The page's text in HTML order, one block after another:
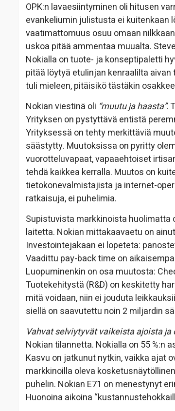
OPK:n lavaesiintyminen oli hitusen
evankeliumin julistusta ei kuitenkaan
vaatimattomuus osuu omaan
uskoa pitää ammentaa muualta.
Nokialla on tuote- ja konseptipaletti
pitää löytyä etulinjan kenraalilta
tuli mieleen, pitäisikö tästäkin
Nokian viestinä oli “muutu ja haasta”.
Yrityksen on pystyttävä entistä
Yrityksessä on tehty merkittäviä
säästytty. Muutoksissa on pyritty
vuorotteluvapaat, vapaaehtoiset
tehdä kaikkea kerralla. Muutos on
tietokonevalmistajista ja internet-
ratkaisuja, ei puhelimia.
Supistuvista markkinoista huolimatta
laitetta. Nokian mittakaavaetu on
Investointejakaan ei lopeteta:
Vaadittu pay-back time on
Luopuminenkin on osa muutosta:
Tuotekehitystä (R&D) on keskitetty
mitä voidaan, niin ei jouduta
siellä on saavutettu noin 2 miljardin
Vahvat selviytyvät vaikeista ajoista
Nokian tilannetta. Nokialla on 55 %:n
Kasvu on jatkunut nytkin, vaikka ajat
markkinoilla oleva
puhelin. Nokian E71 on menestynyt
Huonoina aikoina